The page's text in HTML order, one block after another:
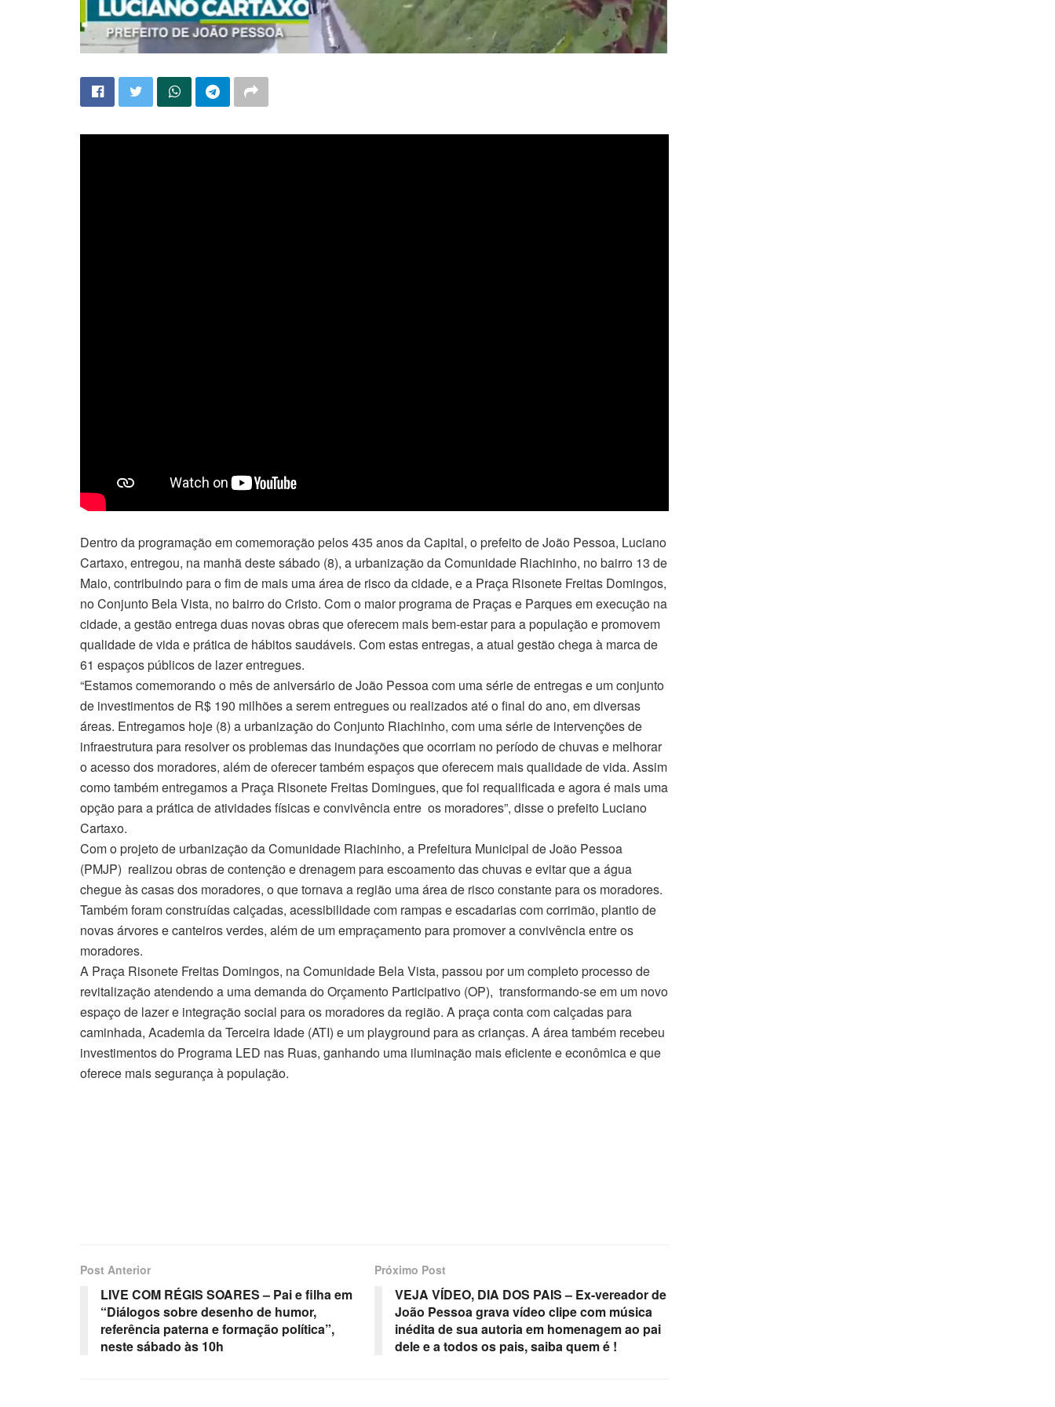
Dentro da programação em comemoração pelos 435 anos da Capital, o prefeito de João Pessoa, Luciano
Cartaxo, entregou, na manhã deste sábado (8), a urbanização da Comunidade Riachinho, no bairro 13 de
Maio, contribuindo para o fim de mais uma área de risco da cidade, e a Praça Risonete Freitas Domingos,
no Conjunto Bela Vista, no bairro do Cristo. Com o maior programa de Praças e Parques em execução na
cidade, a gestão entrega duas novas obras que oferecem mais bem-estar para a população e promovem
qualidade de vida e prática de hábitos saudáveis. Com estas entregas, a atual gestão chega à marca de
61 espaços públicos de lazer entregues.
“Estamos comemorando o mês de aniversário de João Pessoa com uma série de entregas e um conjunto
de investimentos de R$ 190 milhões a serem entregues ou realizados até o final do ano, em diversas
áreas. Entregamos hoje (8) a urbanização do Conjunto Riachinho, com uma série de intervenções de
infraestrutura para resolver os problemas das inundações que ocorriam no período de chuvas e melhorar
o acesso dos moradores, além de oferecer também espaços que oferecem mais qualidade de vida. Assim
como também entregamos a Praça Risonete Freitas Domingues, que foi requalificada e agora é mais uma
opção para a prática de atividades físicas e convivência entre os moradores”, disse o prefeito Luciano
Cartaxo.
Com o projeto de urbanização da Comunidade Riachinho, a Prefeitura Municipal de João Pessoa
(PMJP) realizou obras de contenção e drenagem para escoamento das chuvas e evitar que a água
chegue às casas dos moradores, o que tornava a região uma área de risco constante para os moradores.
Também foram construídas calçadas, acessibilidade com rampas e escadarias com corrimão, plantio de
novas árvores e canteiros verdes, além de um empraçamento para promover a convivência entre os
moradores.
A Praça Risonete Freitas Domingos, na Comunidade Bela Vista, passou por um completo processo de
revitalização atendendo a uma demanda do Orçamento Participativo (OP), transformando-se em um novo
espaço de lazer e integração social para os moradores da região. A praça conta com calçadas para
caminhada, Academia da Terceira Idade (ATI) e um playground para as crianças. A área também recebeu
investimentos do Programa LED nas Ruas, ganhando uma iluminação mais eficiente e econômica e que
oferece mais segurança à população.
Post Anterior
LIVE COM RÉGIS SOARES – Pai e filha em
“Diálogos sobre desenho de humor,
referência paterna e formação política”,
neste sábado às 10h
Próximo Post
VEJA VÍDEO, DIA DOS PAIS – Ex-vereador de
João Pessoa grava vídeo clipe com música
inédita de sua autoria em homenagem ao pai
dele e a todos os pais, saiba quem é !